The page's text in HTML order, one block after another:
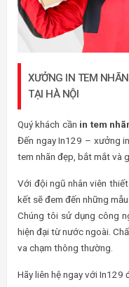
XƯỞNG IN TEM
TẠI HÀ NỘI
Quý khách cần in tem
Đến ngay In129 – xưởng
tem nhãn đẹp, bắt mắt và
Với đội ngũ nhân viên
kết sẽ đem đến những
Chúng tôi sử dụng công
hiện đại từ nước ngoài.
va chạm thông thường.
Hãy liên hệ ngay với In129